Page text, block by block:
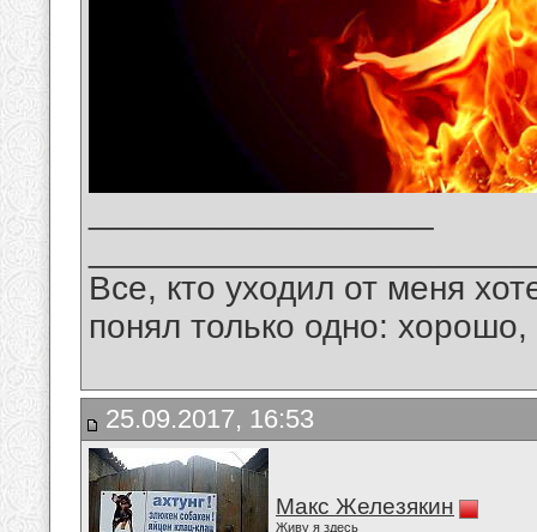
Все, кто уходил от меня
понял только одно:
25.09.2017, 16:53
Макс Железякин
Живу я здесь